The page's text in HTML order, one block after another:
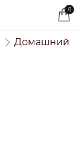
0
Домашний